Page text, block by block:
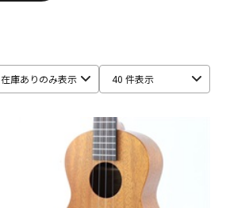
在庫ありのみ表示 40 件表示